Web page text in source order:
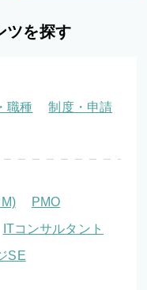
ツを探す
職種
制度・申請
PMO
ITコンサルタント
SE